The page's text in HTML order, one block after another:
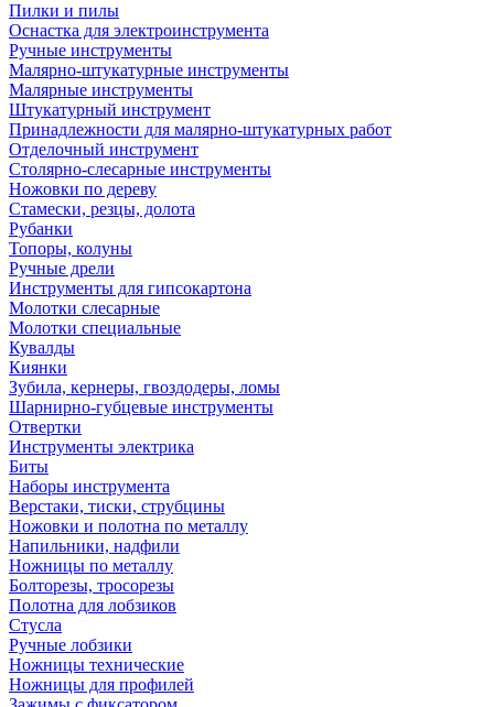
Пилки и пилы
Оснастка для электроинструмента
Ручные инструменты
Малярно-штукатурные инструменты
Малярные инструменты
Штукатурный инструмент
Принадлежности для малярно-штукатурных работ
Отделочный инструмент
Столярно-слесарные инструменты
Ножовки по дереву
Стамески, резцы, долота
Рубанки
Топоры, колуны
Ручные дрели
Инструменты для гипсокартона
Молотки слесарные
Молотки специальные
Кувалды
Киянки
Зубила, кернеры, гвоздодеры, ломы
Шарнирно-губцевые инструменты
Отвертки
Инструменты электрика
Биты
Наборы инструмента
Верстаки, тиски, струбцины
Ножовки и полотна по металлу
Напильники, надфили
Ножницы по металлу
Болторезы, тросорезы
Полотна для лобзиков
Стусла
Ручные лобзики
Ножницы технические
Ножницы для профилей